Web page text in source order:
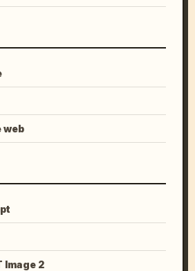
web
Image 2